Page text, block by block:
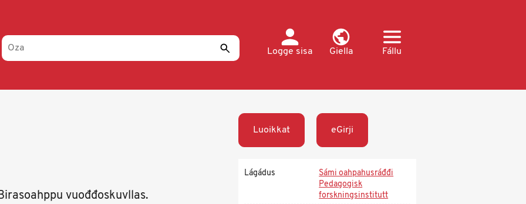
Logge sisa
Giella Fállu
vuođđoskuvllas.
Luoikkat eGirji
Lágádus
Sámi oahpahusráđđi
Pedagogisk
forskningsinstitutt